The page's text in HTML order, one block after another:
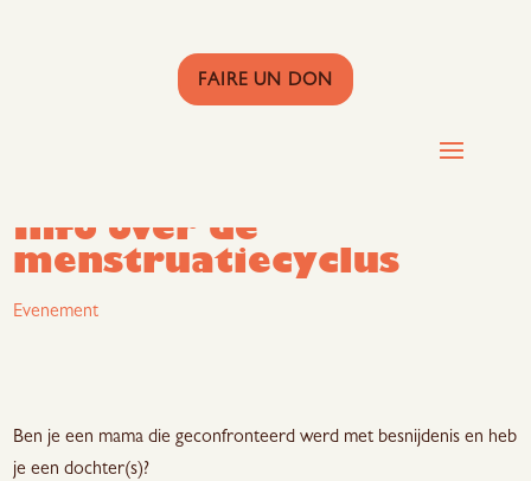
FAIRE UN DON
Info over de
menstruatiecyclus
Evenement
Ben je een mama die geconfronteerd werd met besnijdenis en heb
je een dochter(s)?